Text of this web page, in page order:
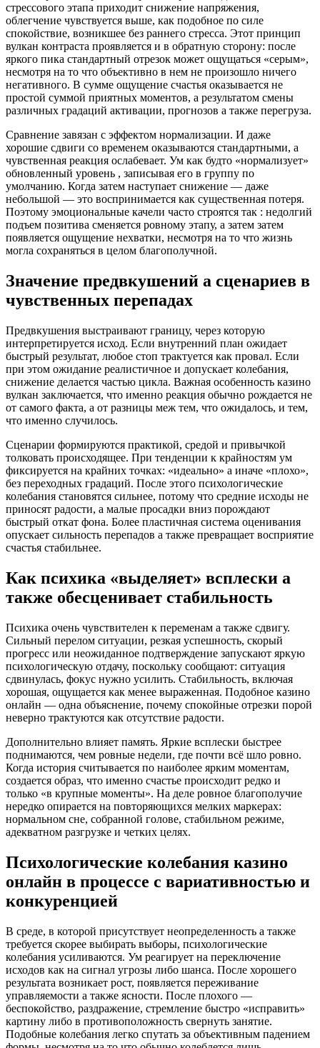
стрессового этапа приходит снижение напряжения,
облегчение чувствуется выше, как подобное по силе
спокойствие, возникшее без раннего стресса. Этот принцип
вулкан контраста проявляется и в обратную сторону: после
яркого пика стандартный отрезок может ощущаться «серым»,
несмотря на то что объективно в нем не произошло ничего
негативного. В сумме ощущение счастья оказывается не
простой суммой приятных моментов, а результатом смены
различных градаций активации, прогнозов а также перегруза.
Сравнение завязан с эффектом нормализации. И даже
хорошие сдвиги со временем оказываются стандартными, а
чувственная реакция ослабевает. Ум как будто «нормализует»
обновленный уровень , записывая его в группу по
умолчанию. Когда затем наступает снижение — даже
небольшой — это воспринимается как существенная потеря.
Поэтому эмоциональные качели часто строятся так : недолгий
подъем позитива сменяется ровному этапу, а затем затем
появляется ощущение нехватки, несмотря на то что жизнь
могла сохраняться в целом благополучной.
Значение предвкушений а сценариев в
чувственных перепадах
Предвкушения выстраивают границу, через которую
интерпретируется исход. Если внутренний план ожидает
быстрый результат, любое стоп трактуется как провал. Если
при этом ожидание реалистичное и допускает колебания,
снижение делается частью цикла. Важная особенность казино
вулкан заключается, что именно реакция обычно рождается не
от самого факта, а от разницы меж тем, что ожидалось, и тем,
что именно случилось.
Сценарии формируются практикой, средой и привычкой
толковать происходящее. При тенденции к крайностям ум
фиксируется на крайних точках: «идеально» а иначе «плохо»,
без переходных градаций. После этого психологические
колебания становятся сильнее, потому что средние исходы не
приносят радости, а малые просадки вниз порождают
быстрый откат фона. Более пластичная система оценивания
опускает сильность перепадов а также превращает восприятие
счастья стабильнее.
Как психика «выделяет» всплески а
также обесценивает стабильность
Психика очень чувствителен к переменам а также сдвигу.
Сильный перелом ситуации, резкая успешность, скорый
прогресс или неожиданное подтверждение запускают яркую
психологическую отдачу, поскольку сообщают: ситуация
сдвинулась, фокус нужно усилить. Стабильность, включая
хорошая, ощущается как менее выраженная. Подобное казино
онлайн — одна объяснение, почему спокойные отрезки порой
неверно трактуются как отсутствие радости.
Дополнительно влияет память. Яркие всплески быстрее
поднимаются, чем ровные недели, где почти всё шло ровно.
Когда история считывается по наиболее ярким моментам,
создается образ, что именно счастье происходит редко и
только «в крупные моменты». На деле ровное благополучие
нередко опирается на повторяющихся мелких маркерах:
нормальном сне, собранной голове, стабильном режиме,
адекватном разгрузке и четких целях.
Психологические колебания казино
онлайн в процессе с вариативностью и
конкуренцией
В среде, в которой присутствует неопределенность а также
требуется скорее выбирать выборы, психологические
колебания усиливаются. Ум реагирует на переключение
исходов как на сигнал угрозы либо шанса. После хорошего
результата возникает рост, появляется переживание
управляемости а также ясности. После плохого —
беспокойство, раздражение, стремление быстро «исправить»
картину либо в противоположность свернуть занятие.
Подобные колебания легко спутать за объективным падением